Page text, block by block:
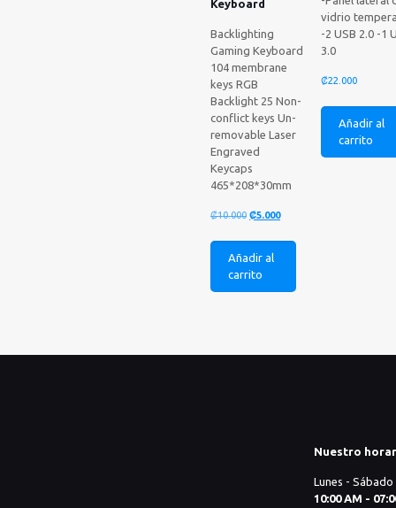
Keyboard
Backlighting
Gaming Keyboard
104 membrane
keys RGB
Backlight 25 Non-
conflict keys Un-
removable Laser
Engraved
Keycaps
465*208*30mm
₡10.000 El
era:
₡10.000.
₡5.000El
actual
Añadir al
carrito
vidrio
-2 USB 2.0 -1
3.0
₡22.000
Añadir al
carrito
Nuestro
Lunes - Sábado
10:00 AM -